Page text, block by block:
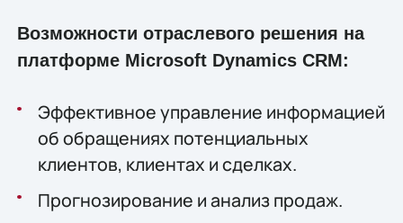
Возможности отраслевого решения на
платформе Microsoft Dynamics CRM:
Эффективное управление информацией
об обращениях потенциальных
клиентов, клиентах и сделках.
Прогнозирование и анализ продаж.